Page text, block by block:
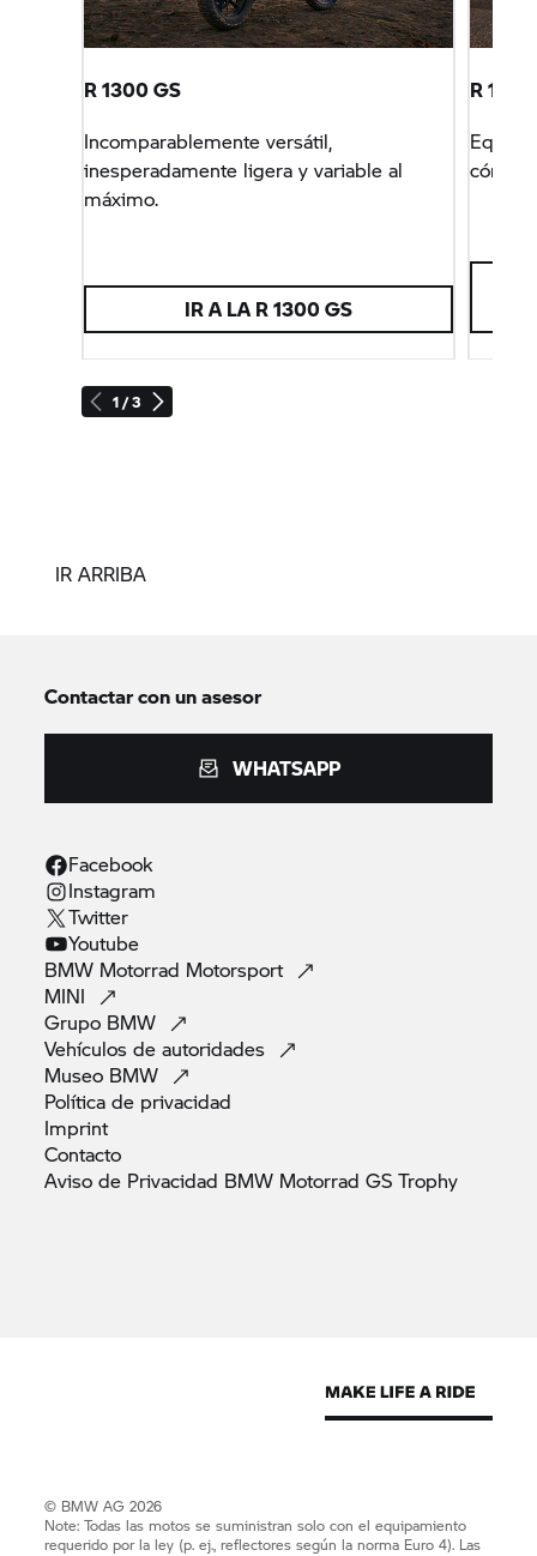
1 / 3
R 1300 GS
Incomparablemente versátil,
inesperadamente ligera y variable al
máximo.
IR A LA R 1300 GS
R
IR ARRIBA
Contactar con un asesor
WHATSAPP
Facebook
Instagram
Twitter
Youtube
BMW Motorrad Motorsport
MINI
Grupo BMW
Vehículos deautoridades
Museo BMW
Política de privacidad
Imprint
Contacto
Aviso de Privacidad BMW Motorrad GSTrophy
© BMW AG 2026
Note: Todas las motos se suministran solo con el equipamiento
requerido por la ley (p. ej., reflectores según la norma Euro 4). Las